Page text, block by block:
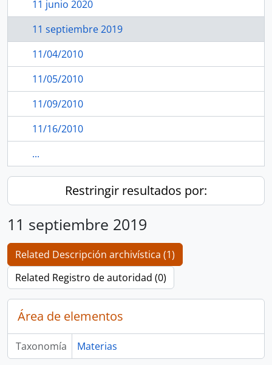
11 junio 2020
11 septiembre 2019
11/04/2010
11/05/2010
11/09/2010
11/16/2010
...
Restringir resultados por:
11 septiembre 2019
Related Descripción archivística (1)
Related Registro de autoridad (0)
Área de elementos
Taxonomía Materias